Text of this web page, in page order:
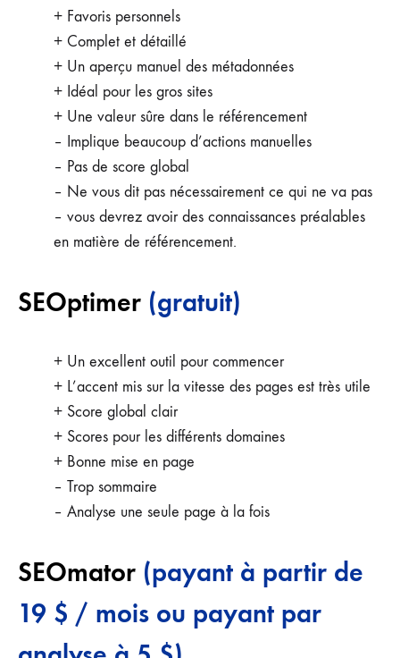
+ Favoris personnels
+ Complet et détaillé
+ Un aperçu manuel des métadonnées
+ Idéal pour les gros sites
+ Une valeur sûre dans le référencement
– Implique beaucoup d’actions manuelles
– Pas de score global
– Ne vous dit pas nécessairement ce qui ne va pas
– vous devrez avoir des connaissances préalables
en matière de référencement.
SEOptimer (gratuit)
+ Un excellent outil pour commencer
+ L’accent mis sur la vitesse des pages est très utile
+ Score global clair
+ Scores pour les différents domaines
+ Bonne mise en page
– Trop sommaire
– Analyse une seule page à la fois
SEOmator (payant à partir de
19 $ / mois ou payant par